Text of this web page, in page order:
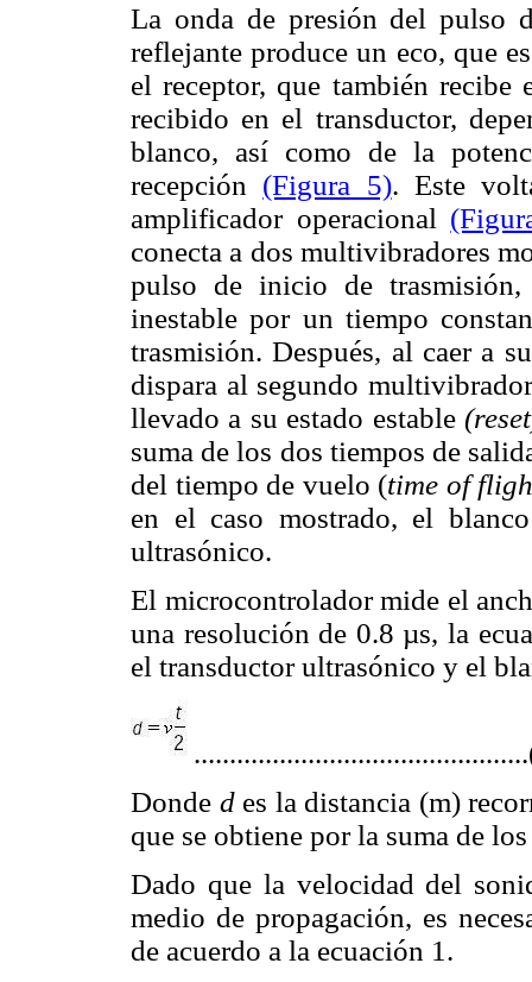
La onda de presión del pulso
reflejante produce un eco, que
el receptor, que también
recibido en el transductor,
blanco, así como de la
recepción (Figura 5). Este
amplificador operacional
conecta a dos multivibradores
pulso de inicio de
inestable por un tiempo
trasmisión. Después, al caer a
dispara al segundo
llevado a su estado estable
suma de los dos tiempos de
del tiempo de vuelo (time of
en el caso mostrado, el
ultrasónico.
El microcontrolador mide el
una resolución de 0.8 µs, la
el transductor ultrasónico y el
Donde des la distancia (m)
que se obtiene por la suma de
Dado que la velocidad del
medio de propagación, es
de acuerdo a la ecuación 1.